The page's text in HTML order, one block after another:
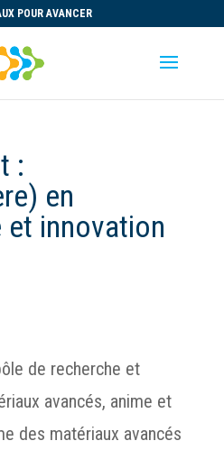
POUR AVANCER
:
en
innovation
de recherche et
avancés, anime et
des matériaux avancés